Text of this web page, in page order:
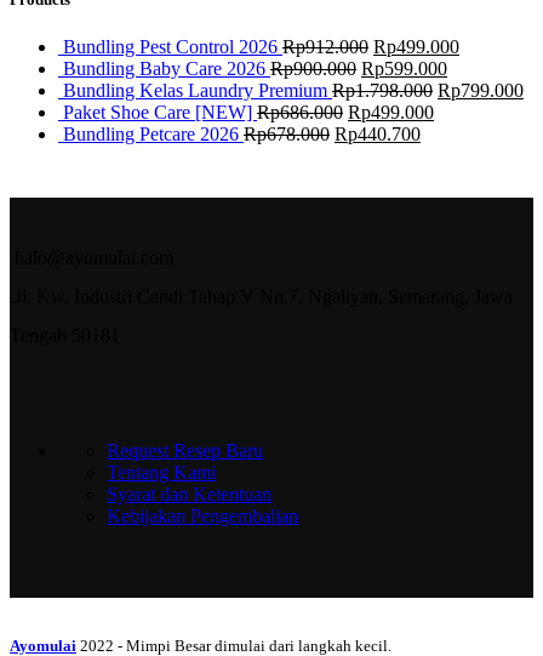
Bundling Pest Control 2026 Rp912.000 Rp499.000
Bundling Baby Care 2026 Rp900.000 Rp599.000
Bundling Kelas Laundry Premium Rp1.798.000 Rp799.000
Paket Shoe Care [NEW] Rp686.000 Rp499.000
Bundling Petcare 2026 Rp678.000 Rp440.700
Request Resep Baru
Tentang Kami
Syarat dan Ketentuan
Kebijakan Pengembalian
Ayomulai 2022 - Mimpi Besar dimulai dari langkah kecil.